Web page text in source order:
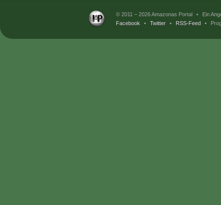
© 2011 – 2026 Amazonas Portal •
Ein
Facebook
• Twitter • RSS-Feed •